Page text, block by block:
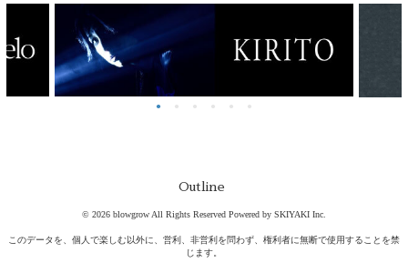
Outline
© 2026 blowgrow All Rights Reserved Powered by SKIYAKI Inc.
このデータを、個人で楽しむ以外に、営利、非営利を問わず、権利者に無断で使用することを禁
じます。